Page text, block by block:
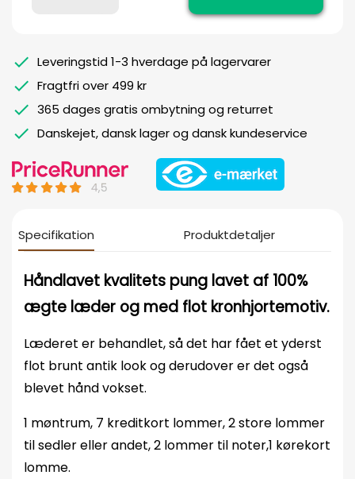
Leveringstid 1-3 hverdage på lagervarer
Fragtfri over 499 kr
365 dages gratis ombytning og returret
Danskejet, dansk lager og dansk kundeservice
Specifikation Produktdetaljer
Håndlavet kvalitets pung lavet af 100%
ægte læder og med flot kronhjortemotiv.
Læderet er behandlet, så det har fået et yderst
flot brunt antik look og derudover er det også
blevet hånd vokset.
1 møntrum, 7 kreditkort lommer, 2 store lommer
til sedler eller andet, 2 lommer til noter,1 kørekort
lomme.